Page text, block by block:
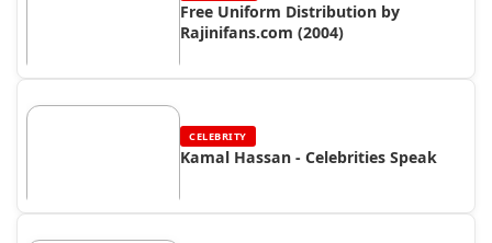
Free Uniform Distribution by
Rajinifans.com (2004)
CELEBRITY
Kamal Hassan - Celebrities Speak